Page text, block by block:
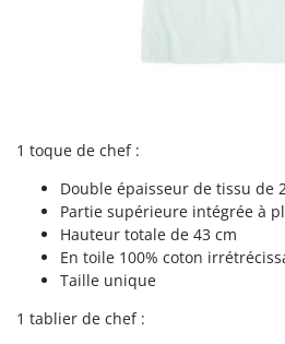
N
New O.M.R.A.
Nilfisk
Ninja
Novatec
Novital
NuAir
1 toque de chef :
Double épaisseur de tissu de
Partie supérieure intégrée à
Hauteur totale de 43 cm
En toile 100% coton
Taille unique
1 tablier de chef :